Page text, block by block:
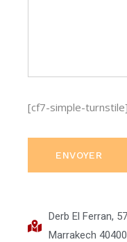
[cf7-simple-turnstile]
ENVOYER
Derb El Ferran,
Marrakech 40400